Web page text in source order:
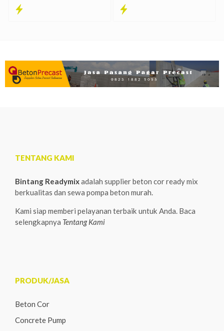
TENTANG KAMI
Bintang Readymixadalah supplier beton cor ready mix
berkualitas dan sewa pompa beton murah.
Kami siap memberi pelayanan terbaik untuk Anda. Baca
selengkapnya Tentang Kami
PRODUK/JASA
Beton Cor
Concrete Pump